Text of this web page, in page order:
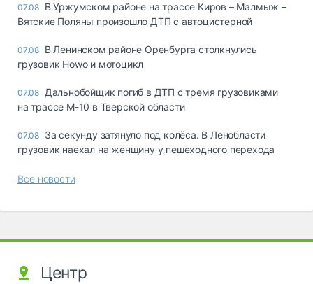
07.08 В Уржумском районе на трассе Киров – Малмыж –
Вятские Поляны произошло ДТП с автоцистерной
07.08 В Ленинском районе Оренбурга столкнулись
грузовик Howo и мотоцикл
07.08 Дальнобойщик погиб в ДТП с тремя грузовиками
на трассе М-10 в Тверской области
07.08 За секунду затянуло под колёса. В Ленобласти
грузовик наехал на женщину у пешеходного перехода
Все новости
Центр